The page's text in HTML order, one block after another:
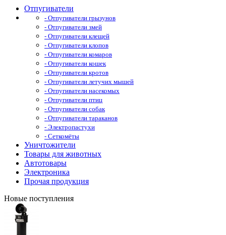
Отпугиватели
- Отпугиватели грызунов
- Отпугиватели змей
- Отпугиватели клещей
- Отпугиватели клопов
- Отпугиватели комаров
- Отпугиватели кошек
- Отпугиватели кротов
- Отпугиватели летучих мышей
- Отпугиватели насекомых
- Отпугиватели птиц
- Отпугиватели собак
- Отпугиватели тараканов
- Электропастухи
- Сеткомёты
Уничтожители
Товары для животных
Автотовары
Электроника
Прочая продукция
Новые поступления